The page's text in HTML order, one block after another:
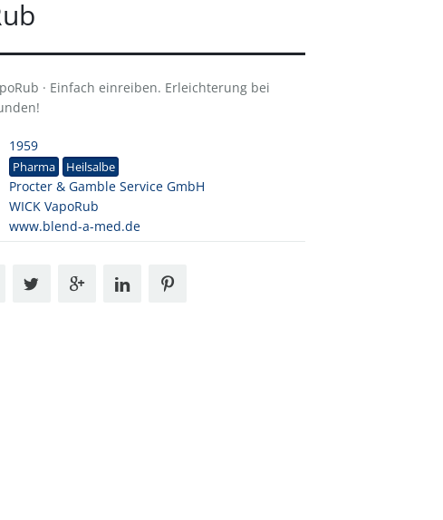
· Einfach einreiben. Erleichterung bei
1959
Pharma Heilsalbe
Procter & Gamble Service GmbH
WICK VapoRub
www.blend-a-med.de